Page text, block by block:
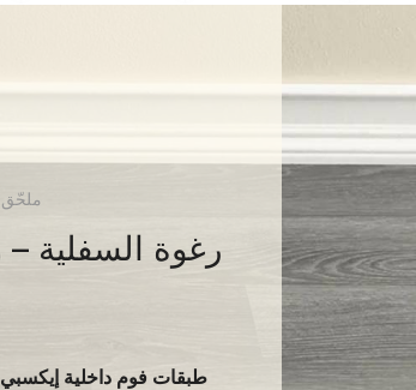
ملحّق
طبقات فوم داخلية إيكسبي